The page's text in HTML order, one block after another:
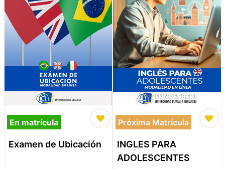
En matrícula
Examen de Ubicación
Próxima Matrícula
INGLES PARA
ADOLESCENTES